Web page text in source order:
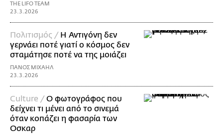
THE LIFO TEAM
23.3.2026
Πολιτισμός / Η Αντιγόνη δεν
γερνάει ποτέ γιατί ο κόσμος δεν
σταμάτησε ποτέ να της μοιάζει
ΠΑΝΟΣ ΜΙΧΑΗΛ
23.3.2026
Culture / Ο φωτογράφος που
δείχνει τι μένει από το σινεμά
όταν κοπάζει η φασαρία των
Οσκαρ